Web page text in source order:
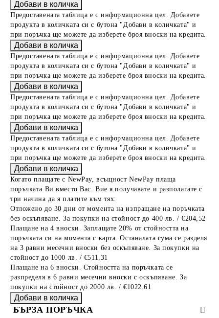
Предоставената таблица е с информационна цел. Добавете
продукта в количката си с бутона "Добави в количката" и
при поръчка ще можете да изберете броя вноски на кредита.
Предоставената таблица е с информационна цел. Добавете
продукта в количката си с бутона "Добави в количката" и
при поръчка ще можете да изберете броя вноски на кредита.
Предоставената таблица е с информационна цел. Добавете
продукта в количката си с бутона "Добави в количката" и
при поръчка ще можете да изберете броя вноски на кредита.
Предоставената таблица е с информационна цел. Добавете
продукта в количката си с бутона "Добави в количката" и
при поръчка ще можете да изберете броя вноски на кредита.
Когато плащате с NewPay, всъщност NewPay плаща
поръчката Ви вместо Вас. Вие я получавате и разполагате с
три начина да я платите към тях:
Отложено до 30 дни от момента на изпращане на поръчката
без оскъпяване. За покупки на стойност до 400 лв. / €204,52
Плащане на 4 вноски. Заплащате 20% от стойността на
поръчката си на момента с карта. Останалата сума се разделя
на 3 равни месечни вноски без оскъпяване. За покупки на
стойност до 1000 лв. / €511.31
Плащане на 6 вноски. Стойността на поръчката се
разпределя в 6 равни месечни вноски с оскъпяване. За
покупки на стойност до 2000 лв. / €1022.61
БЪРЗА ПОРЪЧКА